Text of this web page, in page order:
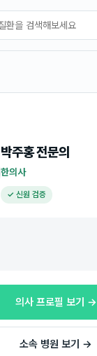
박주홍전문의
한의사
✓ 신원 검증
의사 프로필 보기 →
소속 병원 보기 →